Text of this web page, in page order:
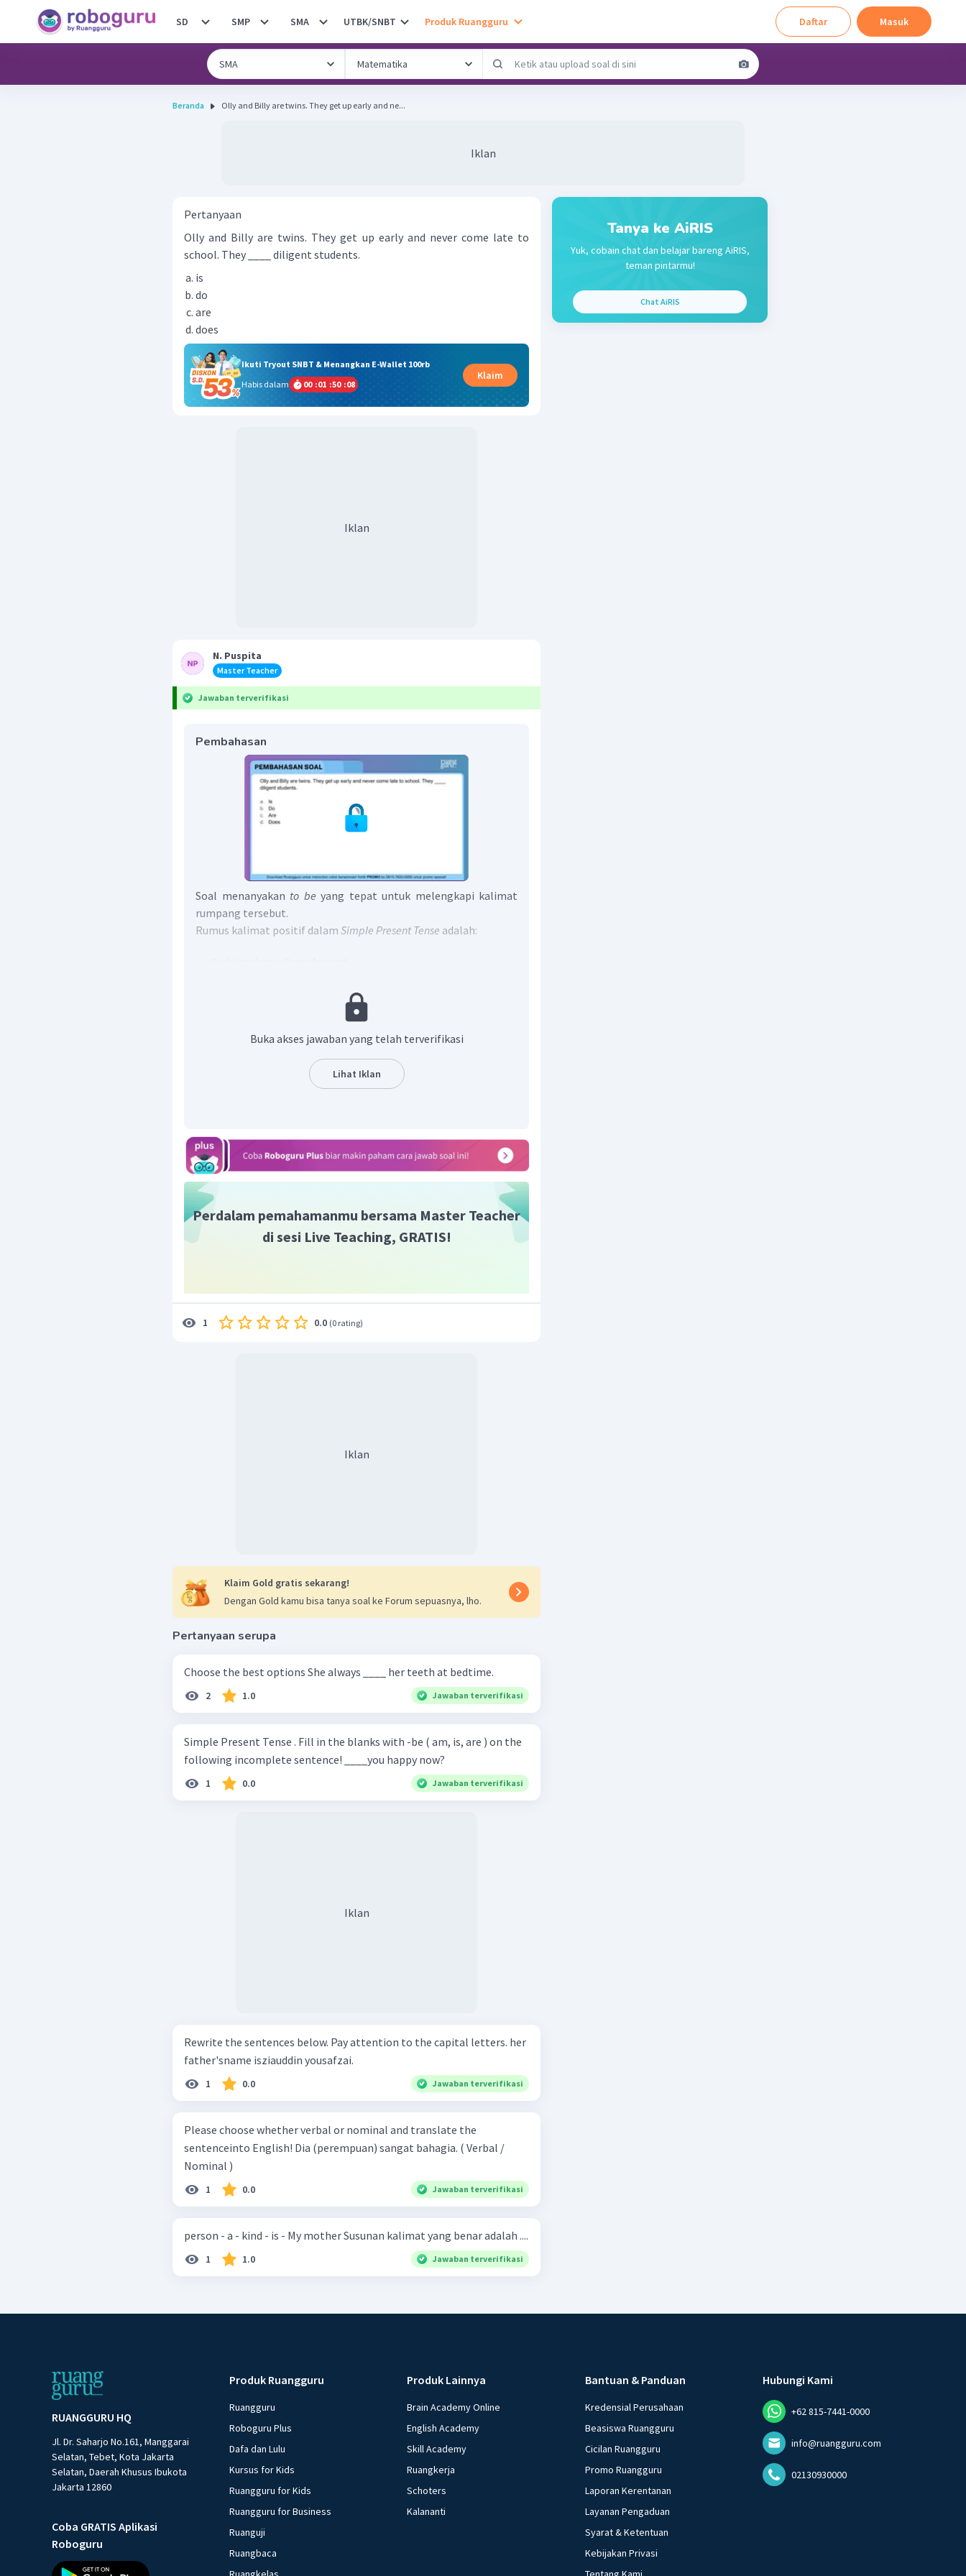
SD SMP SMA UTBK/SNBT Produk Ruangguru Daftar Masuk
Beranda Olly and Billy are twins. They get up early and ne...
Iklan
Pertanyaan
Olly and Billy are twins. They get up early and never come late to
school. They ____ diligent students.
is
do
are
does
Ikuti Tryout SNBT & Menangkan E-Wallet 100rb
Habis dalam
00 :01 :50 :08
Klaim
Iklan
N. Puspita
Master Teacher
Jawaban terverifikasi
Pembahasan
Soal menanyakan to be yang tepat untuk melengkapi kalimat
rumpang tersebut.
Rumus kalimat positif dalam Simple Present Tense adalah:
they
They are diligent students.
Buka akses jawaban yang telah terverifikasi
Lihat Iklan
Perdalam pemahamanmu bersama Master Teacher
di sesi Live Teaching, GRATIS!
1 0.0 (0 rating)
Iklan
Klaim Gold gratis sekarang!
Dengan Gold kamu bisa tanya soal ke Forum sepuasnya, lho.
Pertanyaan serupa
Choose the best options She always ____ her teeth at bedtime.
2 1.0 Jawaban terverifikasi
Simple Present Tense . Fill in the blanks with -be ( am, is, are ) on the
following incomplete sentence! ____you happy now?
1 0.0 Jawaban terverifikasi
Iklan
Rewrite the sentences below. Pay attention to the capital letters. her
father'sname isziauddin yousafzai.
1 0.0 Jawaban terverifikasi
Please choose whether verbal or nominal and translate the
sentenceinto English! Dia (perempuan) sangat bahagia. ( Verbal /
Nominal )
1 0.0 Jawaban terverifikasi
person - a - kind - is - My mother Susunan kalimat yang benar adalah ....
1 1.0 Jawaban terverifikasi
Tanya ke AiRIS
Yuk, cobain chat dan belajar bareng AiRIS,
teman pintarmu!
Chat AiRIS
RUANGGURU HQ
Jl. Dr. Saharjo No.161, Manggarai
Selatan, Tebet, Kota Jakarta
Selatan, Daerah Khusus Ibukota
Jakarta 12860
Coba GRATIS Aplikasi
Roboguru
Produk Ruangguru
Ruangguru
Roboguru Plus
Dafa dan Lulu
Kursus for Kids
Ruangguru for Kids
Ruangguru for Business
Ruanguji
Ruangbaca
Produk Lainnya
Brain Academy Online
English Academy
Skill Academy
Ruangkerja
Schoters
Kalananti
Bantuan & Panduan
Kredensial Perusahaan
Beasiswa Ruangguru
Cicilan Ruangguru
Promo Ruangguru
Laporan Kerentanan
Layanan Pengaduan
Syarat & Ketentuan
Kebijakan Privasi
Hubungi Kami
+62 815-7441-0000
info@ruangguru.com
02130930000